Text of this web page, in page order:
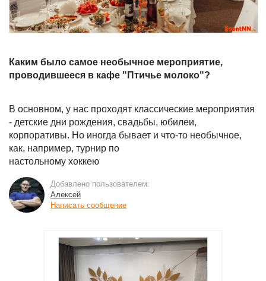
Каким было самое необычное мероприятие,
проводившееся в кафе "Птичье молоко"?
В основном, у нас проходят классические мероприятия
- детские дни рождения, свадьбы, юбилеи,
корпоративы. Но иногда бывает и что-то необычное,
как, например, турнир по
настольному хоккею
Добавлено пользователем:
Алексей
Написать сообщение